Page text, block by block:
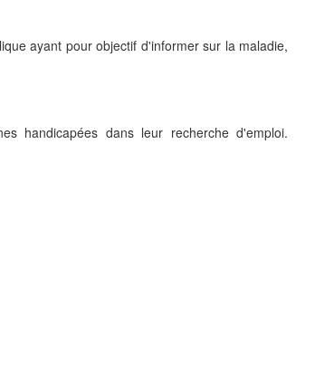
ayant pour objectif d'informer sur la maladie,
handicapées dans leur recherche d'emploi.